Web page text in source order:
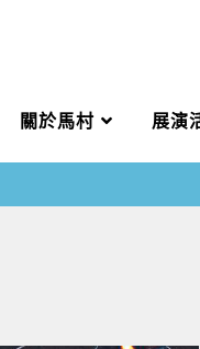
關於馬村 展演